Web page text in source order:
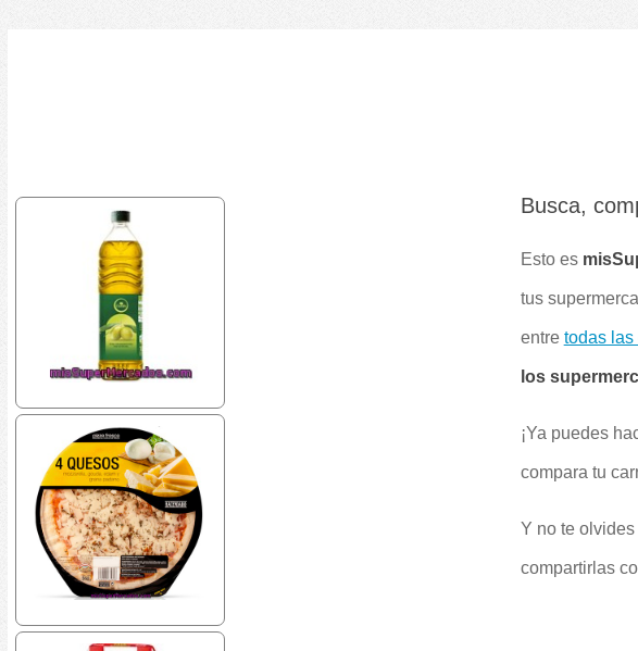
Busca,
Esto es
tus
entre todas las
los
¡Ya puedes
compara tu
Y no te
compartirlas